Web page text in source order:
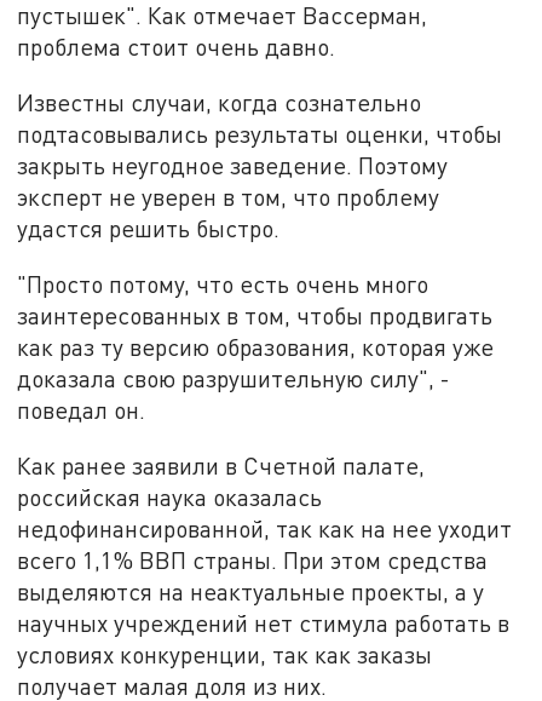
пустышек". Как отмечает Вассерман,
проблема стоит очень давно.
Известны случаи, когда сознательно
подтасовывались результаты оценки, чтобы
закрыть неугодное заведение. Поэтому
эксперт не уверен в том, что проблему
удастся решить быстро.
"Просто потому, что есть очень много
заинтересованных в том, чтобы продвигать
как раз ту версию образования, которая уже
доказала свою разрушительную силу", -
поведал он.
Как ранее заявили в Счетной палате,
российская наука оказалась
недофинансированной, так как на нее уходит
всего 1,1% ВВП страны. При этом средства
выделяются на неактуальные проекты, а у
научных учреждений нет стимула работать в
условиях конкуренции, так как заказы
получает малая доля из них.